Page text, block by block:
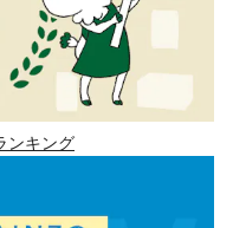
ンキング